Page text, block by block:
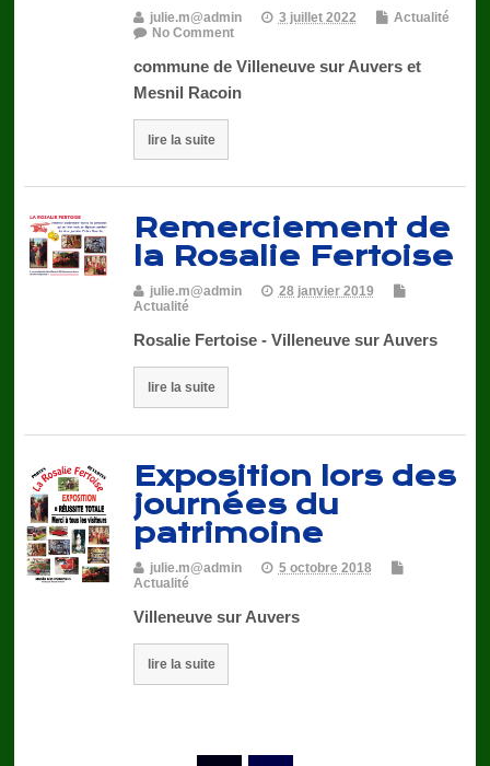
julie.m@admin 3 juillet 2022
Actualité
No Comment
commune de Villeneuve sur Auvers et
Mesnil Racoin
lire la suite
Remerciement de
la Rosalie Fertoise
julie.m@admin
28 janvier 2019
Actualité
Rosalie Fertoise - Villeneuve sur Auvers
lire la suite
Exposition lors des
journées du
patrimoine
julie.m@admin
5 octobre 2018
Actualité
Villeneuve sur Auvers
lire la suite